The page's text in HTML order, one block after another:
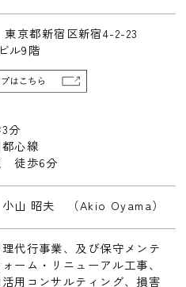
京都新宿区新宿4-2-23
ル9階
分
都心線
徒歩6分
山 昭夫 （Akio Oyama）
代行事業、及び保守メンテ
ーム・リニューアル工事、
用コンサルティング、損害